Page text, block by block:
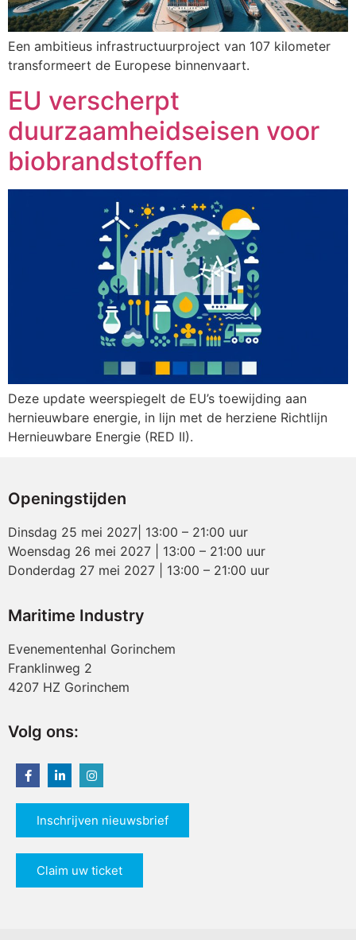
Een ambitieus infrastructuurproject van 107 kilometer
transformeert de Europese binnenvaart.
EU verscherpt
duurzaamheidseisen voor
biobrandstoffen
Deze update weerspiegelt de EU’s toewijding aan
hernieuwbare energie, in lijn met de herziene Richtlijn
Hernieuwbare Energie (RED II).
Openingstijden
Dinsdag 25 mei 2027| 13:00 – 21:00 uur
Woensdag 26 mei 2027 | 13:00 – 21:00 uur
Donderdag 27 mei 2027 | 13:00 – 21:00 uur
Maritime Industry
Evenementenhal Gorinchem
Franklinweg 2
4207 HZ Gorinchem
Volg ons:
Inschrijven nieuwsbrief
Claim uw ticket